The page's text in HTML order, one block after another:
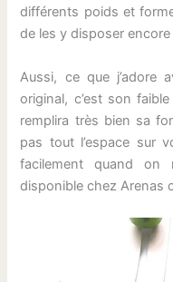
différents poids et
de les y disposer
Aussi, ce que j’adore
original, c’est son
remplira très bien sa
pas tout l’espace sur
facilement quand on
disponible chez Arenas